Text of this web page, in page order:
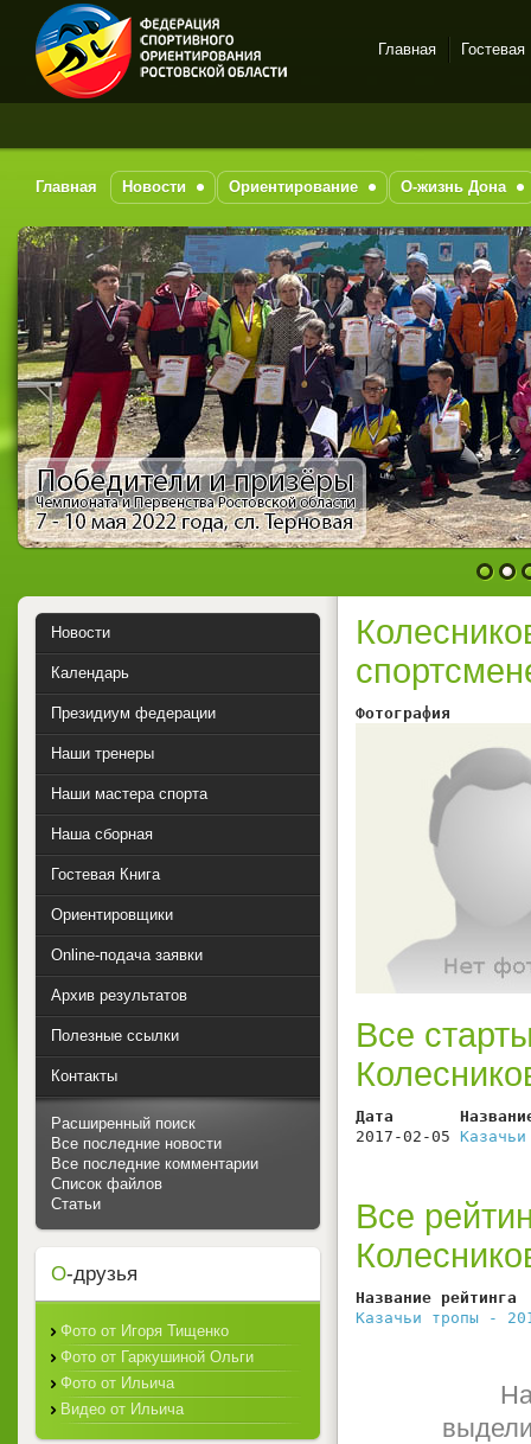
Спортивное
на-Дону
Главная Гостевая
Главная Новости Ориентирование О-жизнь Дона
1 2
Фотография
Все
Дата
2017-02-05
Все
Название
Казачьи тропы -
Новости
Календарь
Президиум федерации
Наши тренеры
Наши мастера спорта
Наша сборная
Гостевая Книга
Ориентировщики
Online-подача заявки
Архив результатов
Полезные ссылки
Контакты
Расширенный поиск
Все последние новости
Все последние комментарии
Список файлов
Статьи
О-друзья
Фото от Игоря Тищенко
Фото от Гаркушиной Ольги
Фото от Ильича
Видео от Ильича